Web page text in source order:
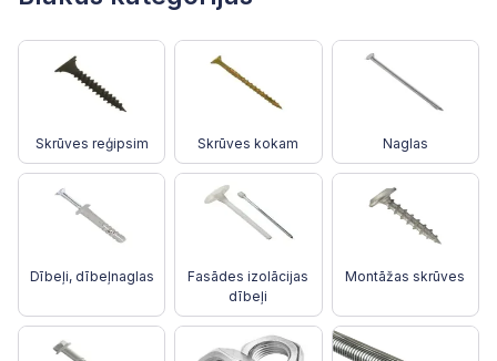
Skrūves reģipsim Skrūves kokam Naglas
Dībeļi, dībeļnaglas
Fasādes izolācijas
dībeļi
Montāžas skrūves